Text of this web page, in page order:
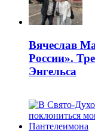
Вячеслав
России».
Энгельса